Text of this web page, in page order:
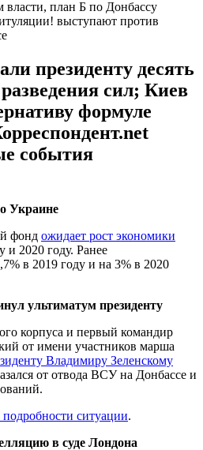
выступают против
президенту десять
сил; Киев
формуле
события
Украине
фонд ожидает рост экономики
и 2020 году. Ранее
в 2019 году и на 3% в 2020
ультиматум президенту
корпуса и первый командир
от имени участников марша
Владимиру Зеленскому
от отвода ВСУ на Донбассе и
подробности ситуации.
в суде Лондона